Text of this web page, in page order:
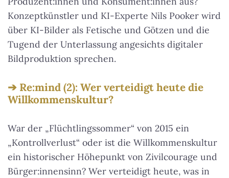
Konzeptkünstler und KI-Experte Nils Pooker wird
über KI-Bilder als Fetische und Götzen und die
Tugend der Unterlassung angesichts digitaler
Bildproduktion sprechen.
Re:mind (2): Wer verteidigt heute die
Willkommenskultur?
War der „Flüchtlingssommer“ von 2015 ein
„Kontrollverlust“ oder ist die Willkommenskultur
ein historischer Höhepunkt von Zivilcourage und
Bürger:innensinn? Wer verteidigt heute, was in